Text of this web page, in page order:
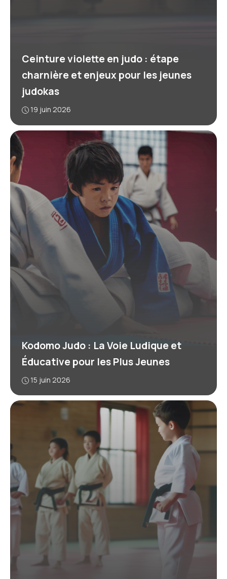
Ceinture violette en judo : étape
charnière et enjeux pour les jeunes
judokas
19 juin 2026
Kodomo Judo : La Voie Ludique et
Éducative pour les Plus Jeunes
15 juin 2026